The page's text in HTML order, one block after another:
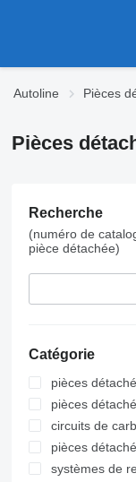
Autoline Pièces
Pièces
Recherche
(numéro de
pièce détachée)
Catégorie
pièces
moteurs
pistons
arbres à
pièces
cabines
systèmes
circuits de
injecteurs
pompes
pièces
unité de
systèmes de